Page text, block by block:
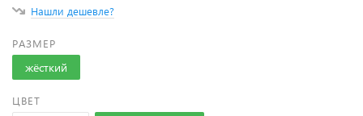
Нашли дешевле?
РАЗМЕР
жёсткий
ЦВЕТ